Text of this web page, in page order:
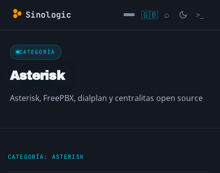
Saltar
contenido
Sinologic 🇬🇧 ⌕ >_
CATEGORÍA
Asterisk
Asterisk, FreePBX, dialplan y centralitas open source
CATEGORÍA: ASTERISK